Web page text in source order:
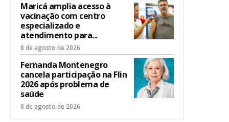
Maricá amplia acesso à
vacinação com centro
especializado e
atendimento para...
8 de agosto de 2026
Fernanda Montenegro
cancela participação na Flin
2026 após problema de
saúde
8 de agosto de 2026